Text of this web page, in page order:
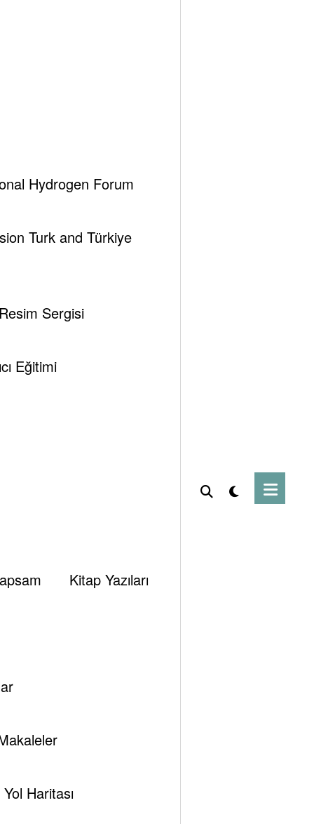
Hydrogen Forum
Turk and Türkiye
Sergisi
Eğitimi
Kitap Yazıları
Haritası